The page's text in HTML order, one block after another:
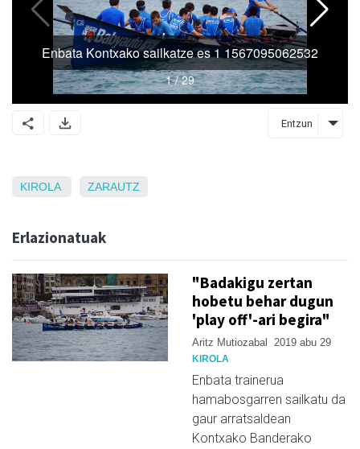
Entzun
KIROLA ZARAUTZ
Erlazionatuak
"Badakigu zertan
hobetu behar dugun
'play off'-ari begira"
Aritz Mutiozabal 2019 abu 29
KIROLA
Enbata trainerua
hamabosgarren sailkatu da
gaur arratsaldean
Kontxako Banderako